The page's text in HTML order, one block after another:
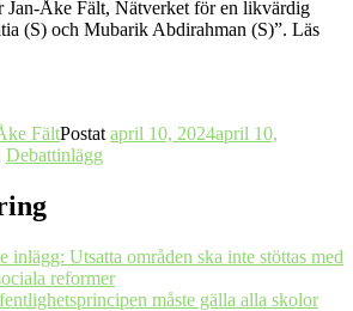
Jan-Åke Fält, Nätverket för en likvärdig
(S) och Mubarik Abdirahman (S)”. Läs
FältPostat april 10, 2024april 10,
Debattinlägg
inlägg: Utsatta områden ska inte stöttas med
reformer
måste gälla alla skolor